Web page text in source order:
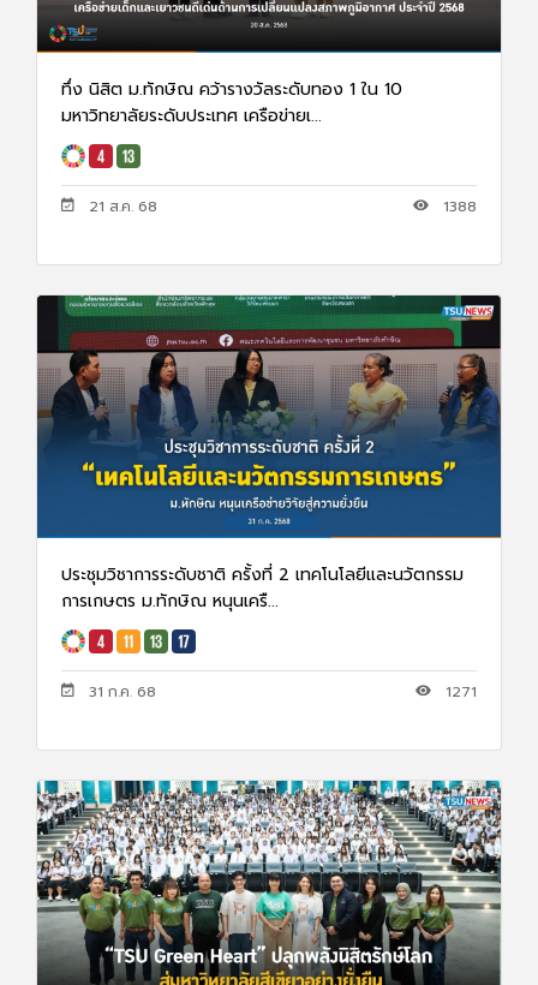
ทึ่ง นิสิต ม.ทักษิณ คว้ารางวัลระดับทอง 1 ใน 10
มหาวิทยาลัยระดับประเทศ เครือข่ายเ...
21 ส.ค. 68 1388
ประชุมวิชาการระดับชาติ ครั้งที่ 2 เทคโนโลยีและนวัตกรรม
การเกษตร ม.ทักษิณ หนุนเครื...
31 ก.ค. 68 1271